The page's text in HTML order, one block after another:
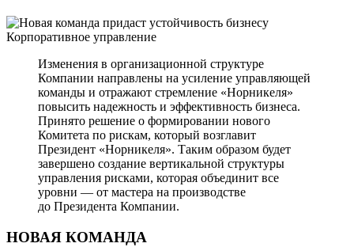
Корпоративное управление
Изменения в организационной структуре
Компании направлены на усиление управляющей
команды и отражают стремление «Норникеля»
повысить надежность и эффективность бизнеса.
Принято решение о формировании нового
Комитета по рискам, который возглавит
Президент «Норникеля». Таким образом будет
завершено создание вертикальной структуры
управления рисками, которая объединит все
уровни — от мастера на производстве
до Президента Компании.
НОВАЯ КОМАНДА